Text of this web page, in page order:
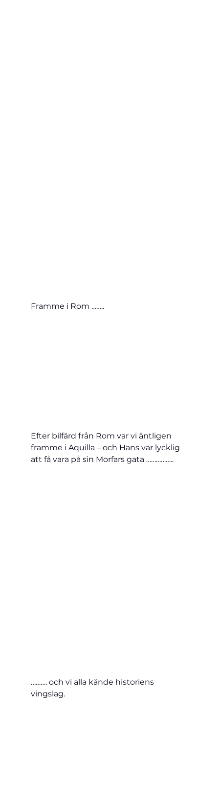
Framme i Rom ……..
Efter bilfärd från Rom var vi äntligen
framme i Aquilla – och Hans var lycklig
att få vara på sin Morfars gata ……………..
………. och vi alla kände historiens
vingslag.